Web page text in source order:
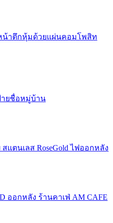
น้าตึกหุ้มด้วยแผ่นคอมโพสิท
ายชื่อหมู่บ้าน
แตนเลส RoseGold ไฟออกหลัง
ออกหลัง ร้านคาเฟ่ AM CAFE